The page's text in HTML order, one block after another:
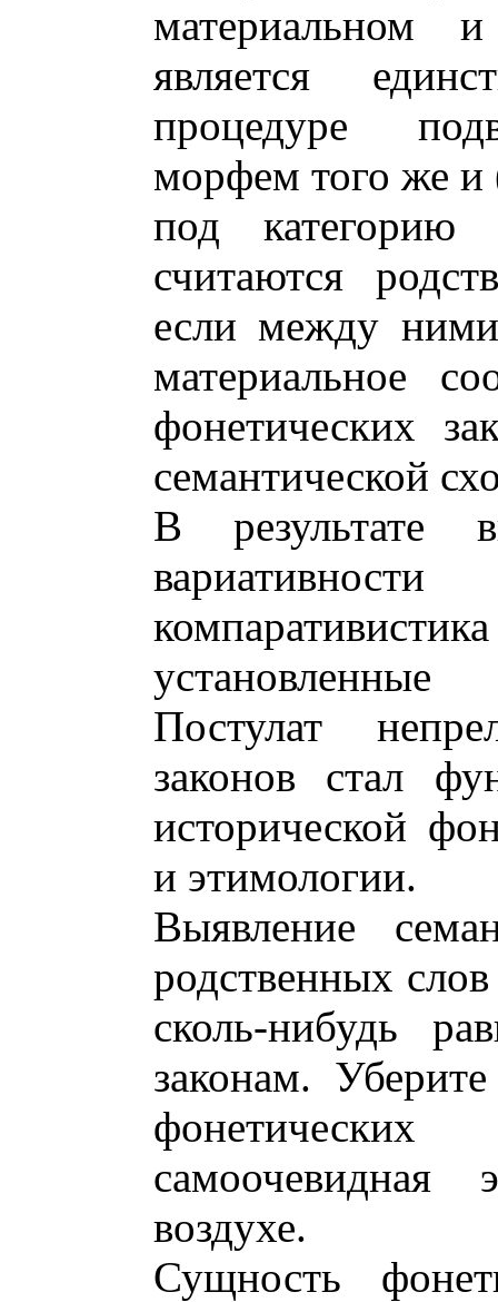
материальном
является
процедуре
морфем того же и
под категорию
считаются
если между ними
материальное
фонетических
семантической
В результате
Постулат
законов стал
исторической
и этимологии.
Выявление
родственных
сколь-нибудь
законам.
самоочевидная
воздухе.
Сущность